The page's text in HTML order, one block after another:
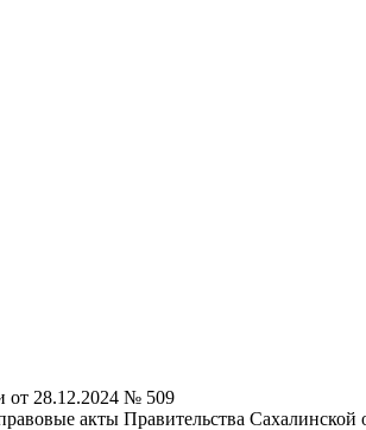
от 28.12.2024 № 509
акты Правительства Сахалинской